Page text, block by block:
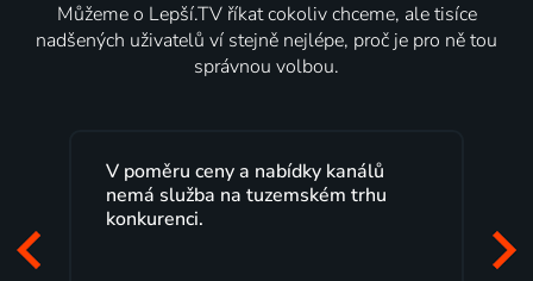
Můžeme o Lepší.TV říkat cokoliv chceme, ale tisíce
nadšených uživatelů ví stejně nejlépe, proč je pro ně tou
správnou volbou.
Lepší.TV sleduji už několik let s
maximální spokojeností. Velký výběr
programů a nemuset běžet k TV na